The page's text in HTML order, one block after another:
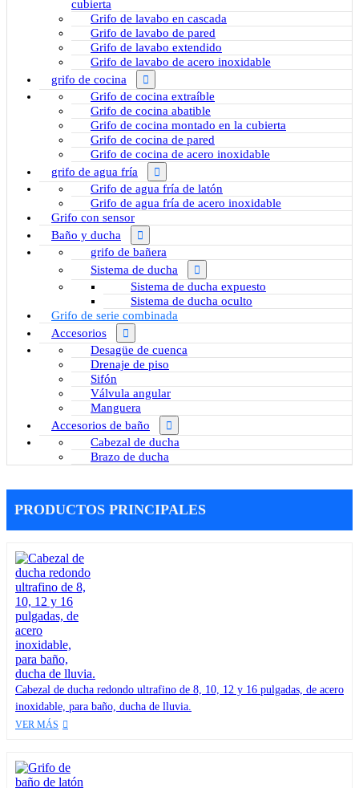
cubierta
Grifo de lavabo en cascada
Grifo de lavabo de pared
Grifo de lavabo extendido
Grifo de lavabo de acero inoxidable
grifo de cocina
Grifo de cocina extraíble
Grifo de cocina abatible
Grifo de cocina montado en la cubierta
Grifo de cocina de pared
Grifo de cocina de acero inoxidable
grifo de agua fría
Grifo de agua fría de latón
Grifo de agua fría de acero inoxidable
Grifo con sensor
Baño y ducha
grifo de bañera
Sistema de ducha
Sistema de ducha expuesto
Sistema de ducha oculto
Grifo de serie combinada
Accesorios
Desagüe de cuenca
Drenaje de piso
Sifón
Válvula angular
Manguera
Accesorios de baño
Cabezal de ducha
Brazo de ducha
PRODUCTOS PRINCIPALES
Cabezal de ducha redondo ultrafino de 8, 10, 12 y 16 pulgadas, de acero
inoxidable, para baño, ducha de lluvia.
VER MÁS